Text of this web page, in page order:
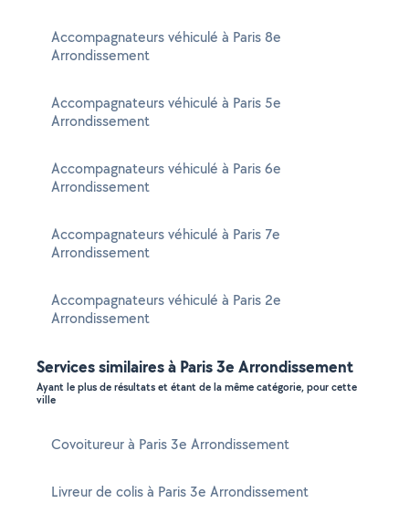
Accompagnateurs véhiculé à Paris 8e
Arrondissement
Accompagnateurs véhiculé à Paris 5e
Arrondissement
Accompagnateurs véhiculé à Paris 6e
Arrondissement
Accompagnateurs véhiculé à Paris 7e
Arrondissement
Accompagnateurs véhiculé à Paris 2e
Arrondissement
Services similaires à Paris 3e Arrondissement
Ayant le plus de résultats et étant de la même catégorie, pour cette
ville
Covoitureur à Paris 3e Arrondissement
Livreur de colis à Paris 3e Arrondissement